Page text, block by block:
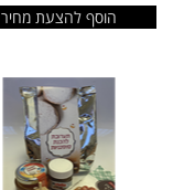
הוסף להצעת מחיר